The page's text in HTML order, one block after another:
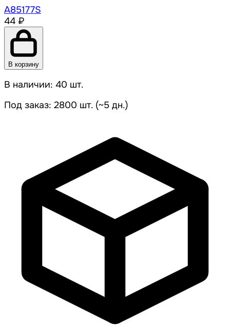
A85177S
44 ₽
В корзину
В наличии: 40 шт.
Под заказ: 2800 шт. (~5 дн.)